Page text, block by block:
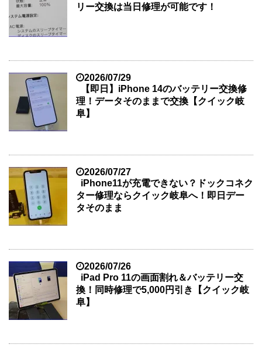
リー交換は当日修理が可能です！
2026/07/29
【即日】iPhone 14のバッテリー交換修
理！データそのままで交換【クイック岐
阜】
2026/07/27
iPhone11が充電できない？ドックコネク
ター修理ならクイック岐阜へ！即日デー
タそのまま
2026/07/26
iPad Pro 11の画面割れ＆バッテリー交
換！同時修理で5,000円引き【クイック岐
阜】